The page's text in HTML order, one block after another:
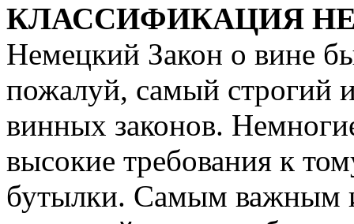
КЛАССИФИКАЦИЯ
Немецкий Закон о вине
пожалуй, самый строгий
винных законов.
высокие требования к
бутылки. Самым важным